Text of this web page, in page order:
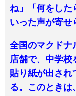
ね」「何をした
いった声が寄せ
全国のマクドナ
店舗で、中学校
貼り紙が出され
る。このときは